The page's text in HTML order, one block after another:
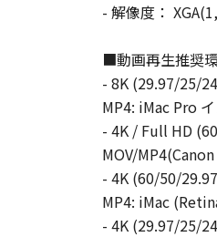
- 解像度：
■動画再生推奨
- 8K (29.97/25/
MP4: iMac Pro
- 4K / Full HD
MOV/
- 4K (60/50/
MP4: iMac
- 4K (29.97/25/